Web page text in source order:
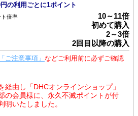
の利用ごとに1ポイント
ト倍率 10～11倍
初めて購入
2～3倍
2回目以降の購入
ご注意事項」 などご利用前に必ずご確認
経由し「DHCオンラインショップ」
の会員様に、永久不滅ポイントが付
明いたしました。